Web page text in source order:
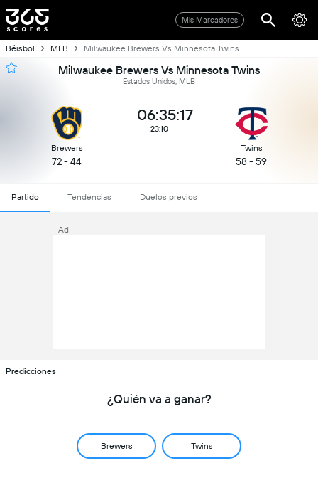
Mis Marcadores
Béisbol MLB Milwaukee Brewers Vs Minnesota Twins
Milwaukee Brewers Vs Minnesota Twins
Estados Unidos, MLB
Brewers
72 - 44
06:35:17
23:10
Twins
58 - 59
Partido Tendencias Duelos previos
Ad
Predicciones
¿Quién va a ganar?
Brewers Twins